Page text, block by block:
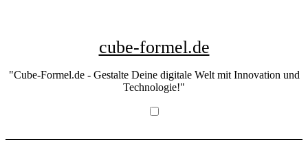
cube-formel.de
"Cube-Formel.de - Gestalte Deine digitale Welt mit Innovation und
Technologie!"